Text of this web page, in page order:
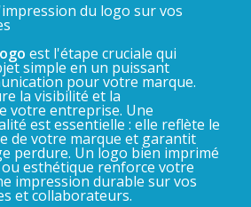
du logo sur vos
est l'étape cruciale qui
simple en un puissant
pour votre marque.
la visibilité et la
votre entreprise. Une
est essentielle : elle reflète le
de votre marque et garantit
perdure. Un logo bien imprimé
esthétique renforce votre
impression durable sur vos
et collaborateurs.